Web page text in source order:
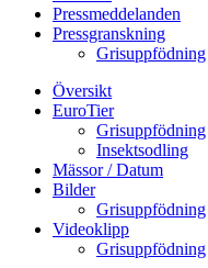
Pressmeddelanden
Pressgranskning
Grisuppfödning
Översikt
EuroTier
Grisuppfödning
Insektsodling
Mässor / Datum
Bilder
Grisuppfödning
Videoklipp
Grisuppfödning